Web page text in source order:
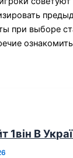
при выборе
1він В